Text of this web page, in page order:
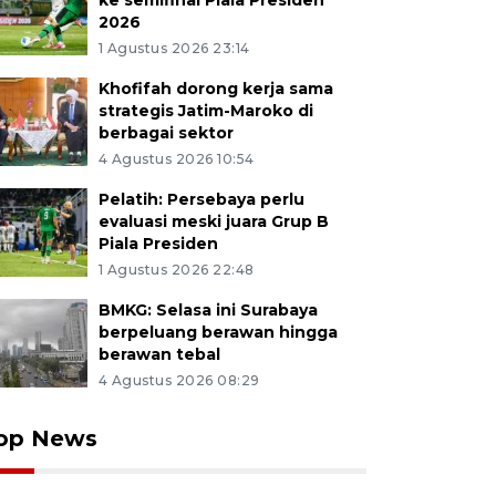
2026
1 Agustus 2026 23:14
Khofifah dorong kerja sama
strategis Jatim-Maroko di
berbagai sektor
4 Agustus 2026 10:54
Pelatih: Persebaya perlu
evaluasi meski juara Grup B
Piala Presiden
1 Agustus 2026 22:48
BMKG: Selasa ini Surabaya
berpeluang berawan hingga
berawan tebal
4 Agustus 2026 08:29
News